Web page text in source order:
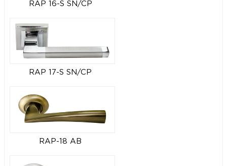
RAP 16-S SN/CP
RAP 17-S SN/CP
RAP-18 AB